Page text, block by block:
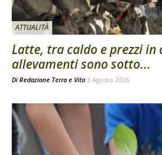
ATTUALITÀ
Latte, tra caldo e prezzi in
allevamenti sono sotto...
Di Redazione Terra e Vita 3 Agosto 2026